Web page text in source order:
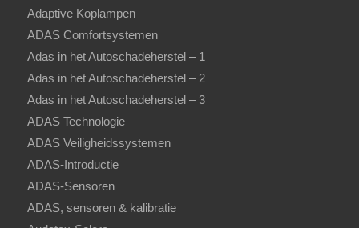
Adaptive Koplampen
ADAS Comfortsystemen
Adas in het Autoschadeherstel – 1
Adas in het Autoschadeherstel – 2
Adas in het Autoschadeherstel – 3
ADAS Technologie
ADAS Veiligheidssystemen
ADAS-Introductie
ADAS-Sensoren
ADAS, sensoren & kalibratie